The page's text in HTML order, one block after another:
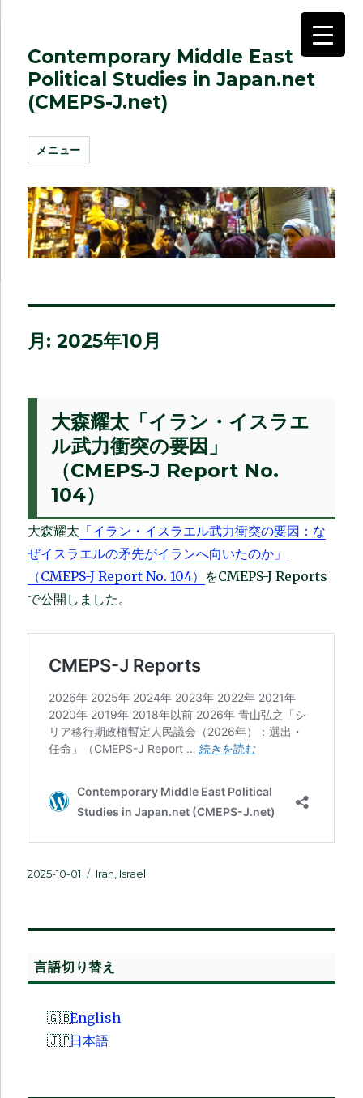
Contemporary Middle East
Political Studies in Japan.net
(CMEPS-J.net)
メニュー
月:2025年10月
大森耀太「イラン・イスラエ
ル武力衝突の要因」
（CMEPS-J Report No.
104）
大森耀太 「イラン・イスラエル武力衝突の要因：な
ぜイスラエルの矛先がイランへ向いたのか」
（CMEPS-J Report No. 104） をCMEPS-J Reports
で公開しました。
投
2025-10-01
カ
Iran Israel
言語切り替え
English
日本語